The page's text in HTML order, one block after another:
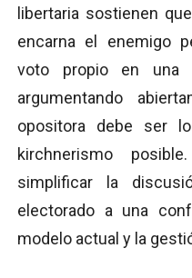
libertaria sostienen
encarna el enemigo
voto propio en una
argumentando
opositora debe ser
kirchnerismo
simplificar la
electorado a una
modelo actual y la